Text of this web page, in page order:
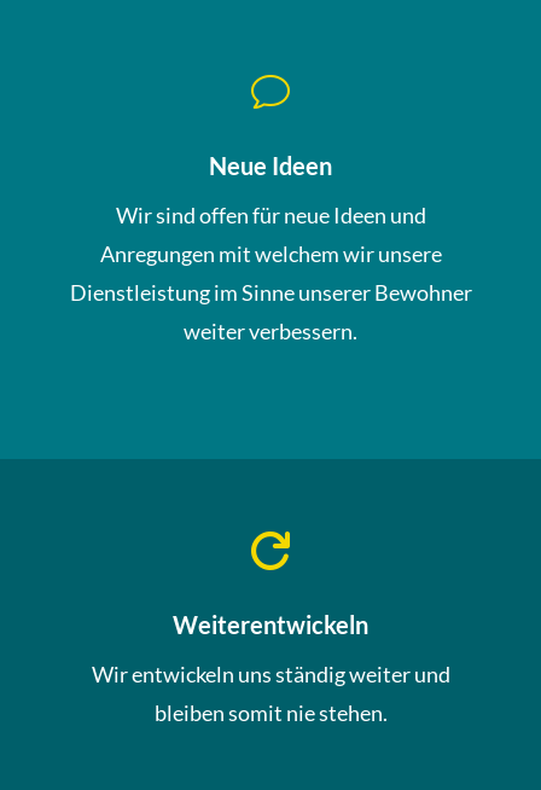
v
Neue Ideen
Wir sind offen für neue Ideen und
Anregungen mit welchem wir unsere
Dienstleistung im Sinne unserer Bewohner
weiter verbessern.

Weiterentwickeln
Wir entwickeln uns ständig weiter und
bleiben somit nie stehen.